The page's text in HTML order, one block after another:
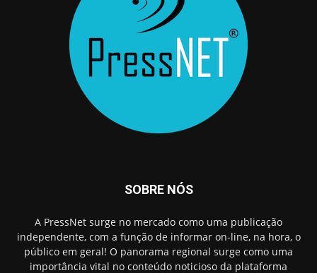
SOBRE NÓS
A PressNet surge no mercado como uma publicação
independente, com a função de informar on-line, na hora, o
público em geral! O panorama regional surge como uma
importância vital no conteúdo noticioso da plataforma